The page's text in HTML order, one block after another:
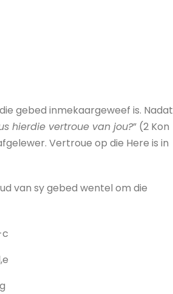
gebed inmekaargeweef is. Nadat
hierdie vertroue van jou?” (2 Kon
Vertroue op die Here is in
van sy gebed wentel om die
c